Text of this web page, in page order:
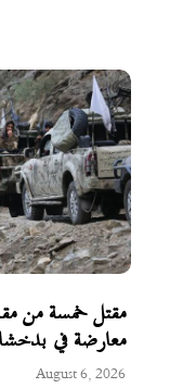
مقتل خمسة من
معارضة في
August 6, 2026